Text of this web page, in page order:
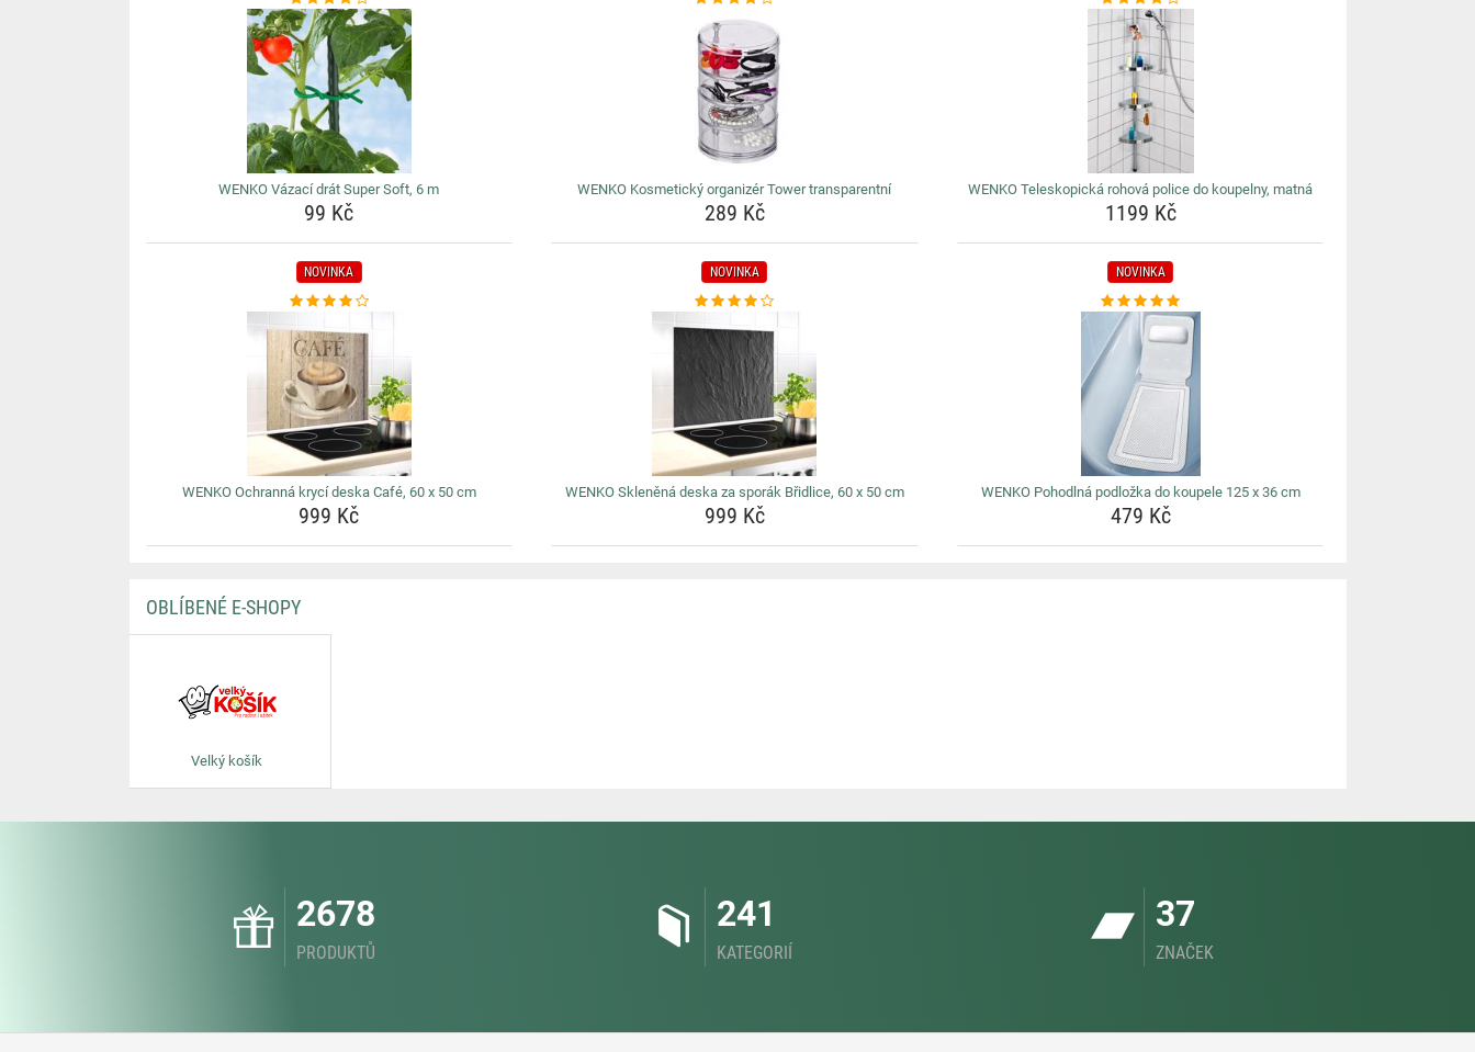
WENKO Vázací drát Super Soft, 6 m
99 Kč
WENKO Kosmetický organizér Tower transparentní
289 Kč
WENKO Teleskopická rohová police do koupelny, matná
1199 Kč
NOVINKA
WENKO Ochranná krycí deska Café, 60 x 50 cm
999 Kč
NOVINKA
WENKO Skleněná deska za sporák Břidlice, 60 x 50 cm
999 Kč
NOVINKA
WENKO Pohodlná podložka do koupele 125 x 36 cm
479 Kč
OBLÍBENÉ E-SHOPY
Velký košík
2678
PRODUKTŮ
241
KATEGORIÍ
37
ZNAČEK